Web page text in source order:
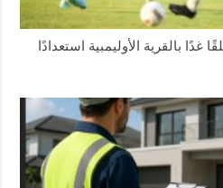
بالقرية الأوليمبية استعدادًا